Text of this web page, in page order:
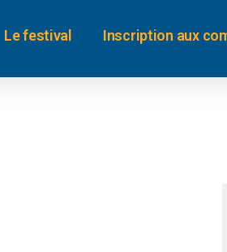
Le festival Inscription aux